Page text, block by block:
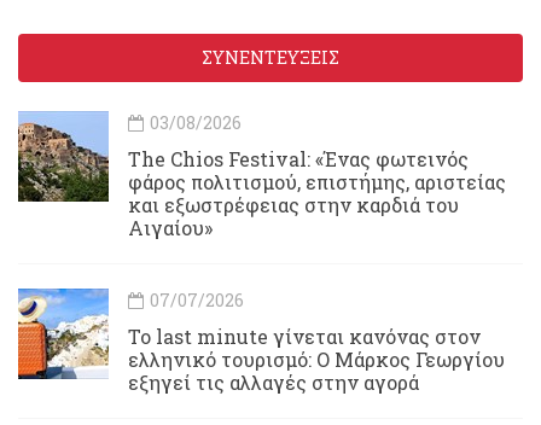
ΣΥΝΕΝΤΕΥΞΕΙΣ
03/08/2026
Τhe Chios Festival: «Ένας φωτεινός
φάρος πολιτισμού, επιστήμης, αριστείας
και εξωστρέφειας στην καρδιά του
Αιγαίου»
07/07/2026
Το last minute γίνεται κανόνας στον
ελληνικό τουρισμό: Ο Μάρκος Γεωργίου
εξηγεί τις αλλαγές στην αγορά